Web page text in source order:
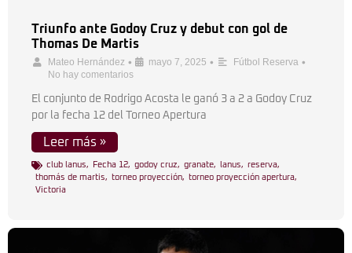
Triunfo ante Godoy Cruz y debut con gol de
Thomas De Martis
Mateo Hernández • mayo 7, 2025 • Fútbol Reserva •
No hay comentarios
El conjunto de Rodrigo Acosta le ganó 3 a 2 a Godoy Cruz
por la fecha 12 del Torneo Apertura
Leer más »
club lanus, Fecha 12, godoy cruz, granate, lanus, reserva,
thomás de martis, torneo proyección, torneo proyección apertura,
Victoria